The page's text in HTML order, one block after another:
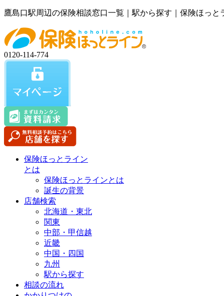
鷹島口駅周辺の保険相談窓口一覧｜駅から探す｜保険ほっと
0120-114-774
保険ほっとライン
とは
保険ほっとラインとは
誕生の背景
店舗検索
北海道・東北
関東
中部・甲信越
近畿
中国・四国
九州
駅から探す
相談の流れ